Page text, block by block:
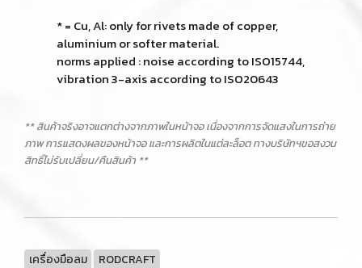
* = Cu, Al: only for rivets made of copper,
aluminium or softer material.
norms applied : noise according to ISO15744,
vibration 3-axis according to ISO20643
** สินค้าจริงอาจแตกต่างจากภาพในหน้าจอ เนื่องจากการจัดแสงในการถ่าย
ภาพ การแสดงผลของหน้าจอ และการผลิตในแต่ละล็อต ทางบริษัทฯขอสงวน
สิทธิ์ไม่รับเปลี่ยน/คืนสินค้า **
เครื่องมือลม RODCRAFT